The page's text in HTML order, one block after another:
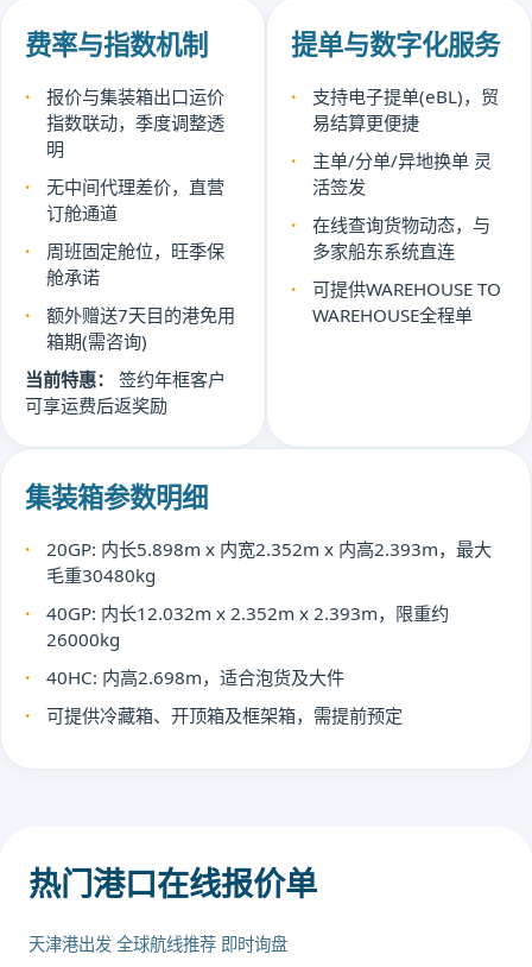
费率与指数机制
报价与集装箱出口运价
指数联动，季度调整透
明
无中间代理差价，直营
订舱通道
周班固定舱位，旺季保
舱承诺
额外赠送7天目的港免用
箱期(需咨询)
当前特惠：
签约年框客户
可享运费后返奖励
提单与数字化服务
支持电子提单(eBL)，贸
易结算更便捷
主单/分单/异地换单 灵
活签发
在线查询货物动态，与
多家船东系统直连
可提供WAREHOUSE TO
WAREHOUSE全程单
集装箱参数明细
20GP: 内长5.898m x 内宽2.352m x 内高2.393m，最大
毛重30480kg
40GP: 内长12.032m x 2.352m x 2.393m，限重约
26000kg
40HC: 内高2.698m，适合泡货及大件
可提供冷藏箱、开顶箱及框架箱，需提前预定
热门港口在线报价单
天津港出发 全球航线推荐 即时询盘